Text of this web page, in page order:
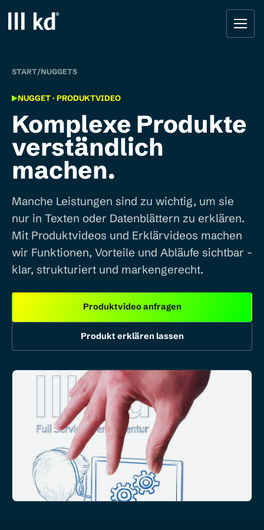
Startseite
START/NUGGETS
NUGGET · PRODUKTVIDEO
Komplexe Produkte
verständlich
machen.
Manche Leistungen sind zu wichtig, um sie
nur in Texten oder Datenblättern zu erklären.
Mit Produktvideos und Erklärvideos machen
wir Funktionen, Vorteile und Abläufe sichtbar -
klar, strukturiert und markengerecht.
Produktvideo anfragen
Produkt erklären lassen